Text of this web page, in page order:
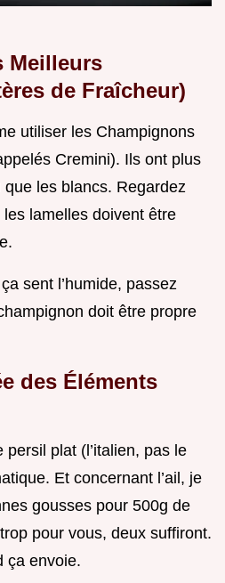
Meilleurs
de Fraîcheur)
utiliser les Champignons
Cremini). Ils ont plus
les blancs. Regardez
lamelles doivent être
sent l’humide, passez
doit être propre
des Éléments
plat (l’italien, pas le
Et concernant l’ail, je
gousses pour 500g de
pour vous, deux suffiront.
ça envoie.